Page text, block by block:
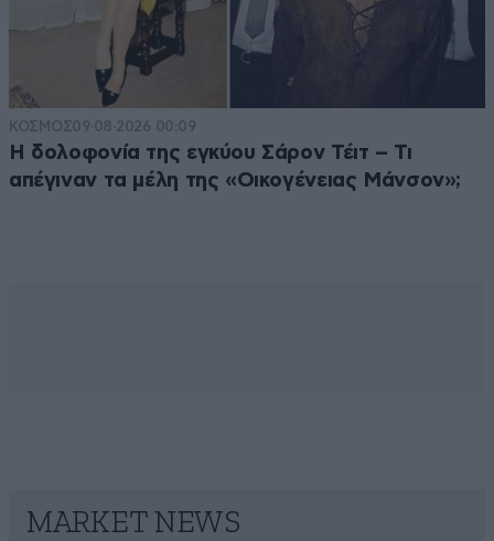
ΚΟΣΜΟΣ09·08·2026 00:09
Η δολοφονία της εγκύου Σάρον Τέιτ – Τι
απέγιναν τα μέλη της «Οικογένειας Μάνσον»;
MARKET NEWS